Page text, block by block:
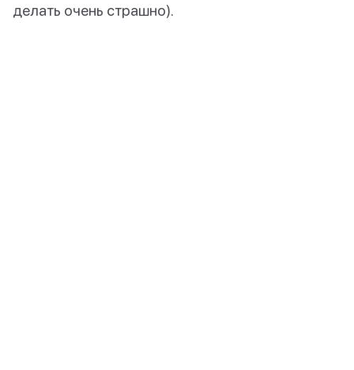
делать очень страшно).